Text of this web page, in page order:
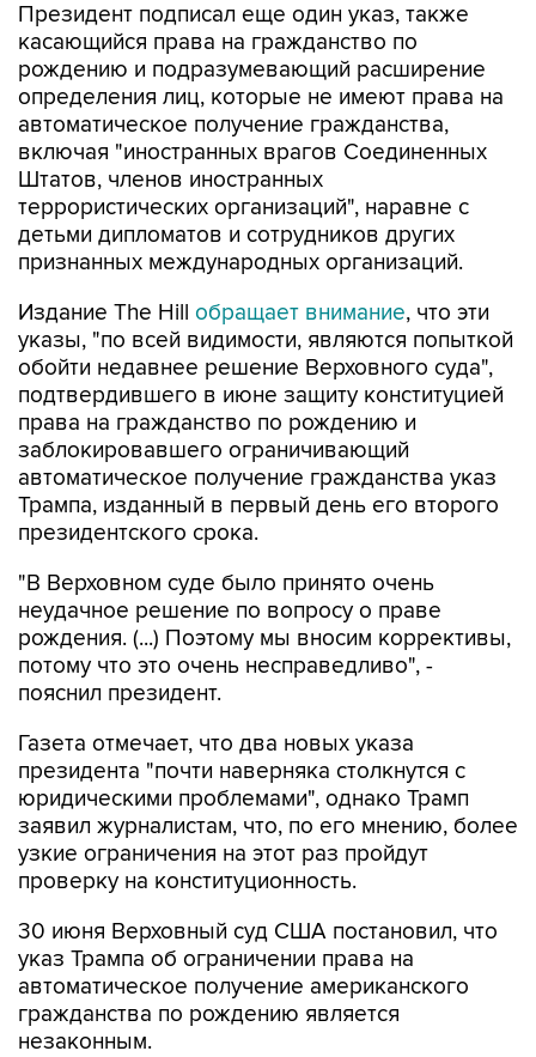
Президент подписал еще один указ, также
касающийся права на гражданство по
рождению и подразумевающий расширение
определения лиц, которые не имеют права на
автоматическое получение гражданства,
включая "иностранных врагов Соединенных
Штатов, членов иностранных
террористических организаций", наравне с
детьми дипломатов и сотрудников других
признанных международных организаций.
Издание The Hill обращает внимание, что эти
указы, "по всей видимости, являются попыткой
обойти недавнее решение Верховного суда",
подтвердившего в июне защиту конституцией
права на гражданство по рождению и
заблокировавшего ограничивающий
автоматическое получение гражданства указ
Трампа, изданный в первый день его второго
президентского срока.
"В Верховном суде было принято очень
неудачное решение по вопросу о праве
рождения. (...) Поэтому мы вносим коррективы,
потому что это очень несправедливо", -
пояснил президент.
Газета отмечает, что два новых указа
президента "почти наверняка столкнутся с
юридическими проблемами", однако Трамп
заявил журналистам, что, по его мнению, более
узкие ограничения на этот раз пройдут
проверку на конституционность.
30 июня Верховный суд США постановил, что
указ Трампа об ограничении права на
автоматическое получение американского
гражданства по рождению является
незаконным.